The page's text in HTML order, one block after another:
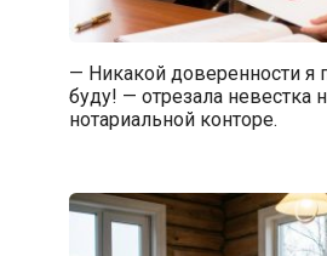
— Никакой доверенности я
буду! — отрезала невестка
нотариальной конторе.